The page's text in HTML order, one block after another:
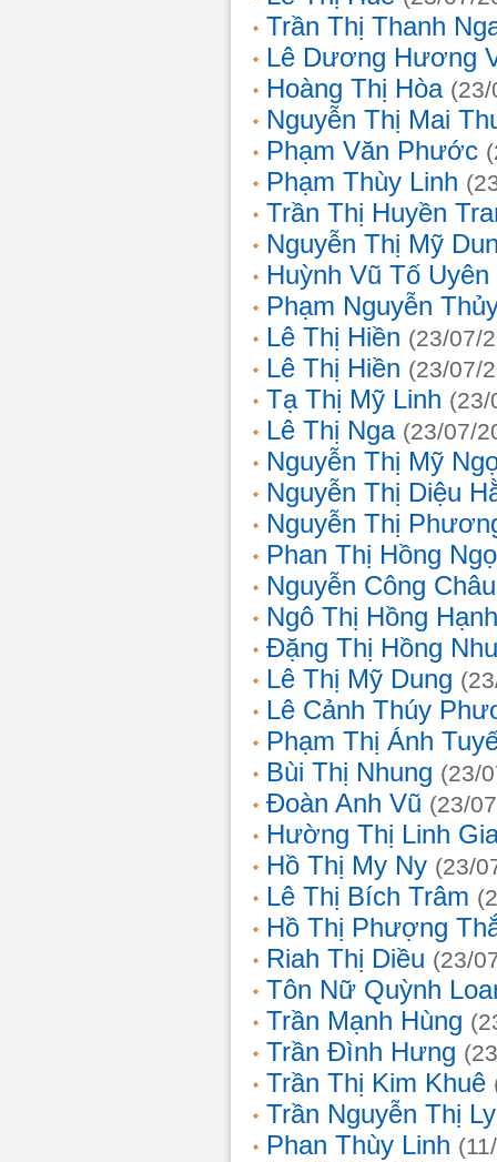
Trần Thị Thanh
Lê Dương Hương
Hoàng Thị Hòa
Nguyễn Thị Mai
Phạm Văn Phước
Phạm Thùy Linh
Trần Thị Huyền
Nguyễn Thị Mỹ
Huỳnh Vũ Tố Uyên
Phạm Nguyễn
Lê Thị Hiền (23/07/
Lê Thị Hiền (23/07/
Tạ Thị Mỹ Linh (23/
Lê Thị Nga (23/07/
Nguyễn Thị Mỹ
Nguyễn Thị Diệu
Nguyễn Thị
Phan Thị Hồng
Nguyễn Công Châu
Ngô Thị Hồng Hạnh
Đặng Thị Hồng
Lê Thị Mỹ Dung
Lê Cảnh Thúy
Phạm Thị Ánh
Bùi Thị Nhung (23/
Đoàn Anh Vũ (23/
Hường Thị Linh
Hồ Thị My Ny (23/
Lê Thị Bích Trâm
Hồ Thị Phượng
Riah Thị Diều (23/
Tôn Nữ Quỳnh
Trần Mạnh Hùng
Trần Đình Hưng
Trần Thị Kim Khuê
Trần Nguyễn Thị
Phan Thùy Linh